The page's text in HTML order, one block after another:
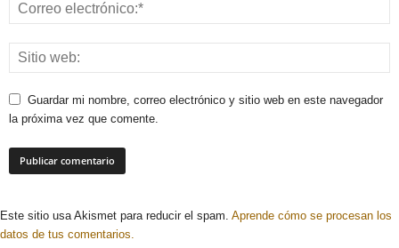
Guardar mi nombre, correo electrónico y sitio web en este navegador
la próxima vez que comente.
Este sitio usa Akismet para reducir el spam. Aprende cómo se procesan los
datos de tus comentarios.